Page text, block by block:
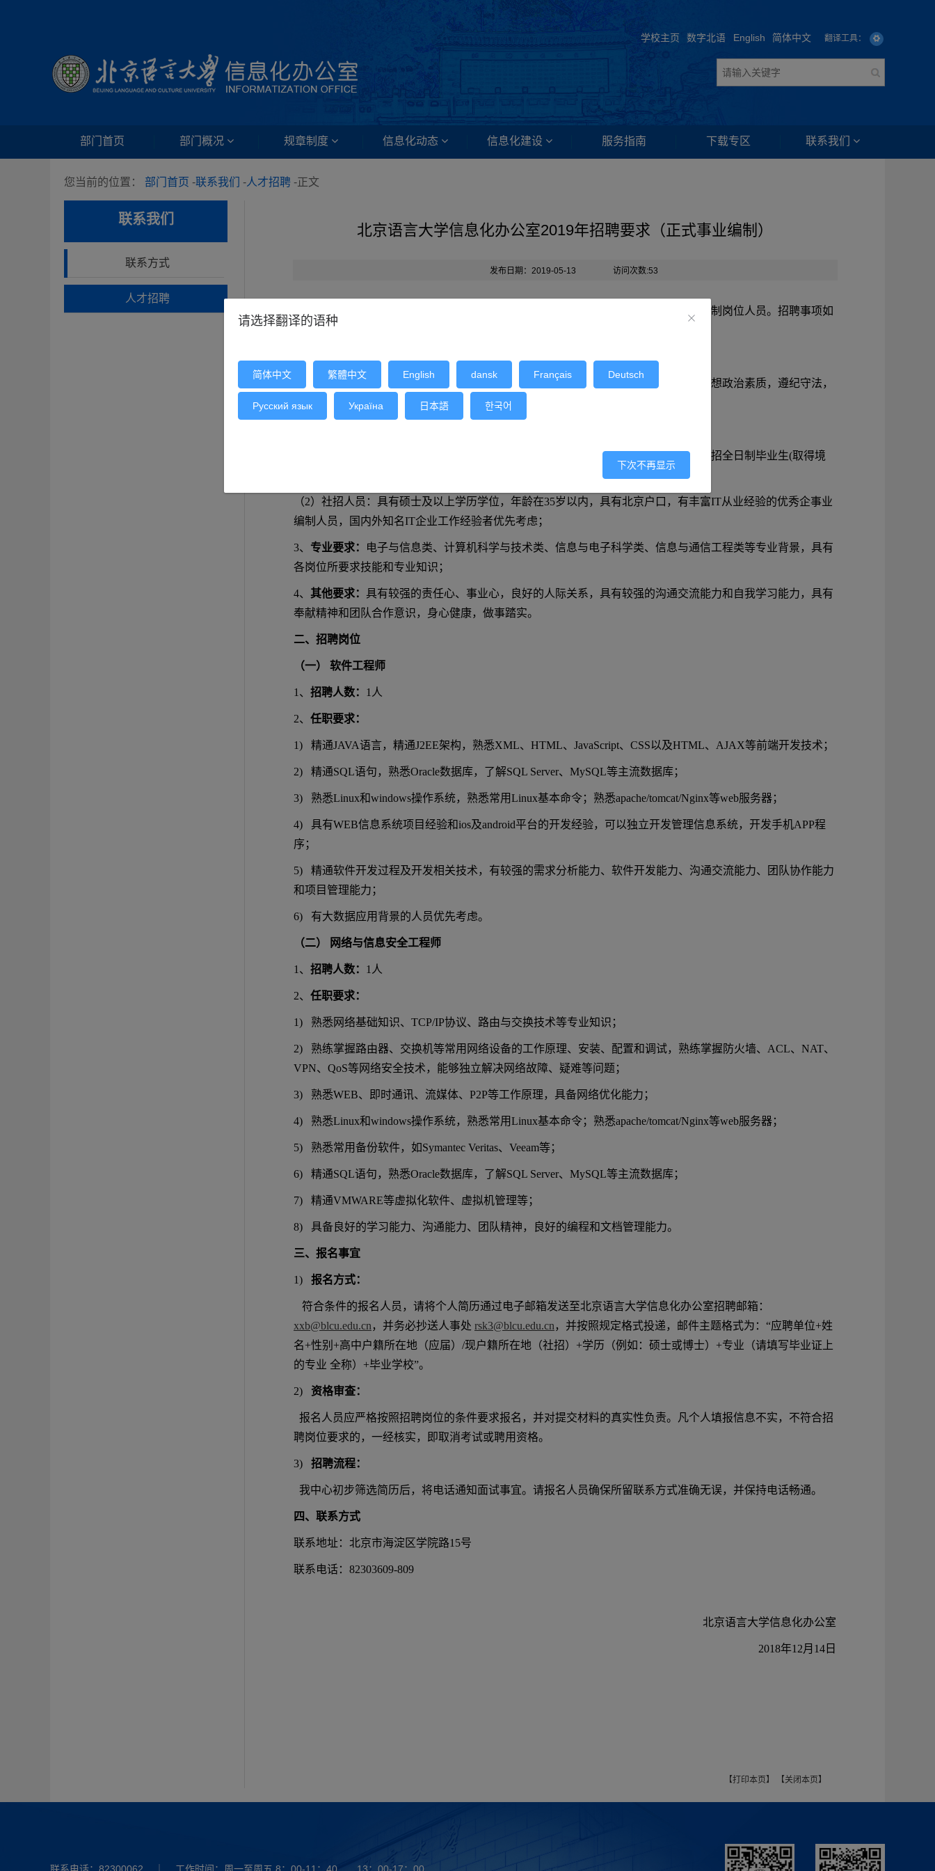
翻译工具：
请选择翻译的语种
简体中文 繁體中文 English dansk Français Deutsch
Русский язык Україна 日本語 한국어
下次不再显示
学校主页 数字北语 English 简体中文
部门首页 部门概况 规章制度 信息化动态 信息化建设 服务指南 下载专区 联系我们
您当前的位置： 部门首页 -联系我们 -人才招聘 -正文
联系我们
联系方式
人才招聘
北京语言大学信息化办公室2019年招聘要求（正式事业编制）
发布日期：2019-05-13 访问次数:53
北京语言大学信息化办公室现面向2019年优秀应届毕业生公开招聘2名学校正式事业编制岗位人员。招聘事项如
下：
1、具有中华人民共和国国籍，拥护中国共产党的领导，热爱社会主义，具有较高的思想政治素质，遵纪守法，
品行端正；
（1）应届毕业生：硕士及以上学历学位，且其本科和研究生学历学位均为重点院校统招全日制毕业生(取得境
外学历学位证书报名者应提供教育部留学服务中心出具的学历学位认证书)；
（2）社招人员：具有硕士及以上学历学位，年龄在35岁以内，具有北京户口，有丰富IT从业经验的优秀企事业
编制人员，国内外知名IT企业工作经验者优先考虑；
3、 专业要求：
电子与信息类、计算机科学与技术类、信息与电子科学类、信息与通信工程类等专业背景，具有
各岗位所要求技能和专业知识；
4、 其他要求： 具有较强的责任心、事业心，良好的人际关系，具有较强的沟通交流能力和自我学习能力，具有
奉献精神和团队合作意识，身心健康，做事踏实。
二、招聘岗位
（一） 软件工程师
1、 招聘人数： 1人
2、 任职要求：
1) 精通JAVA语言，精通J2EE架构，熟悉XML、HTML、JavaScript、CSS以及HTML、AJAX等前端开发技术；
2) 精通SQL语句，熟悉Oracle数据库，了解SQL Server、MySQL等主流数据库；
3) 熟悉Linux和windows操作系统，熟悉常用Linux基本命令；熟悉apache/tomcat/Nginx等web服务器；
4) 具有WEB信息系统项目经验和ios及android平台的开发经验，可以独立开发管理信息系统，开发手机APP程
序；
5) 精通软件开发过程及开发相关技术，有较强的需求分析能力、软件开发能力、沟通交流能力、团队协作能力
和项目管理能力；
6) 有大数据应用背景的人员优先考虑。
（二） 网络与信息安全工程师
1、 招聘人数： 1人
2、 任职要求：
1) 熟悉网络基础知识、TCP/IP协议、路由与交换技术等专业知识；
2) 熟练掌握路由器、交换机等常用网络设备的工作原理、安装、配置和调试，熟练掌握防火墙、ACL、NAT、
VPN、QoS等网络安全技术，能够独立解决网络故障、疑难等问题；
3) 熟悉WEB、即时通讯、流媒体、P2P等工作原理，具备网络优化能力；
4) 熟悉Linux和windows操作系统，熟悉常用Linux基本命令；熟悉apache/tomcat/Nginx等web服务器；
5) 熟悉常用备份软件，如Symantec Veritas、Veeam等；
6) 精通SQL语句，熟悉Oracle数据库，了解SQL Server、MySQL等主流数据库；
7) 精通VMWARE等虚拟化软件、虚拟机管理等；
8) 具备良好的学习能力、沟通能力、团队精神，良好的编程和文档管理能力。
三、报名事宜
1) 报名方式：
符合条件的报名人员，请将个人简历通过电子邮箱发送至北京语言大学信息化办公室招聘邮箱：
xxb@blcu.edu.cn ，并务必抄送人事处 rsk3@blcu.edu.cn ，并按照规定格式投递，邮件主题格式为：“应聘单位+姓
名+性别+高中户籍所在地（应届）/现户籍所在地（社招）+学历（例如：硕士或博士）+专业（请填写毕业证上
的专业 全称）+毕业学校”。
2) 资格审查：
报名人员应严格按照招聘岗位的条件要求报名，并对提交材料的真实性负责。凡个人填报信息不实，不符合招
聘岗位要求的，一经核实，即取消考试或聘用资格。
3) 招聘流程：
我中心初步筛选简历后，将电话通知面试事宜。请报名人员确保所留联系方式准确无误，并保持电话畅通。
四、联系方式
联系地址：北京市海淀区学院路15号
联系电话：82303609-809
北京语言大学信息化办公室
2018年12月14日
【打印本页】 【关闭本页】